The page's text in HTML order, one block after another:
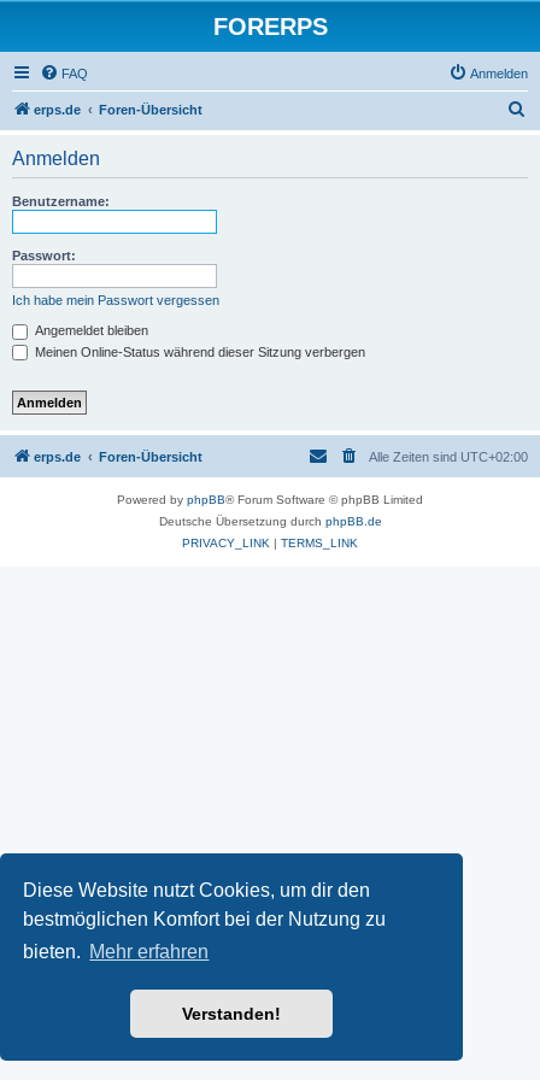
Diese Website nutzt Cookies, um dir den
bestmöglichen Komfort bei der Nutzung zu
bieten. Mehr erfahren
Verstanden!
FORERPS
FAQ Anmelden
erps.de Foren-Übersicht
Anmelden
Benutzername:
Passwort:
Ich habe mein Passwort vergessen
Angemeldet bleiben
Meinen Online-Status während dieser Sitzung verbergen
erps.de Foren-Übersicht Alle Zeiten sind UTC+02:00
Powered by phpBB® Forum Software © phpBB Limited
Deutsche Übersetzung durch phpBB.de
PRIVACY_LINK | TERMS_LINK